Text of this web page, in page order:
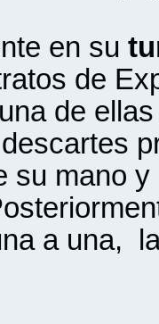
en su
de
de
su mano
a una,